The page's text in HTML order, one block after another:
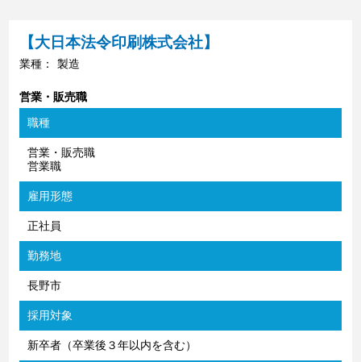
【大日本法令印刷株式会社】
業種： 製造
営業・販売職
職種
営業・販売職
営業職
雇用形態
正社員
勤務地
長野市
採用対象
新卒者（卒業後３年以内を含む）